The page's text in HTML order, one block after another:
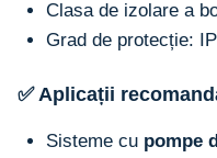
Clasa de izolare a
Grad de protecție:
✅ Aplicații
Sisteme cu pompe